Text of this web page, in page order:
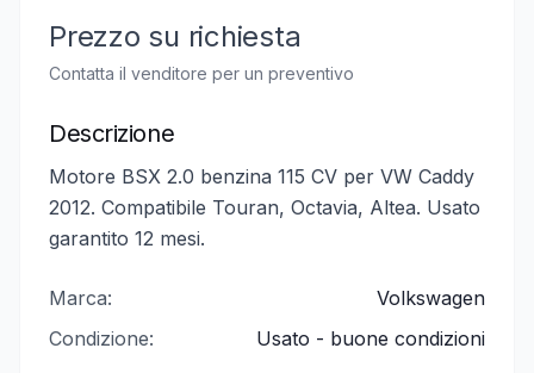
Prezzo su richiesta
Contatta il venditore per un preventivo
Descrizione
Motore BSX 2.0 benzina 115 CV per VW Caddy
2012. Compatibile Touran, Octavia, Altea. Usato
garantito 12 mesi.
Marca:
Volkswagen
Condizione:
Usato - buone condizioni